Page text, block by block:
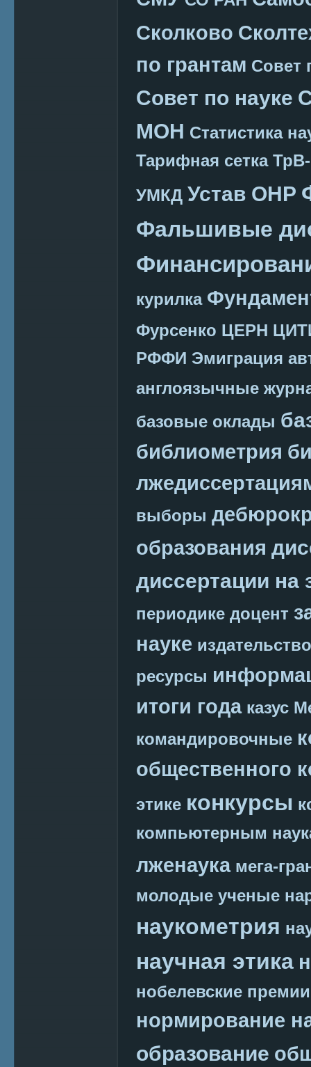
Сколково
по грантам Совет
Совет по науке
МОН Статистика
Тарифная сетка
УМКД Устав ОНР
Фальшивые
курилка
Фурсенко ЦЕРН
РФФИ Эмиграция
англоязычные
базовые оклады
библиометрия
выборы
образования
диссертации на
периодике доцент
науке издательство
ресурсы
итоги года казус
командировочные
общественного
этике конкурсы
компьютерным
лженаука мега-
молодые ученые
наукометрия
научная этика
нобелевские премии
нормирование
образование